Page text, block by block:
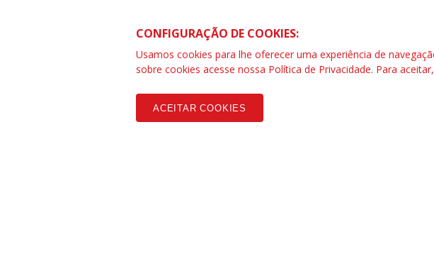
estratégicos para
durante reuni
CONFIGURAÇÃO DE COOKIES:
Usamos cookies para lhe oferecer uma experiência de
sobre cookies acesse nossa Política de Privacidade. Para
ACEITAR COOKIES